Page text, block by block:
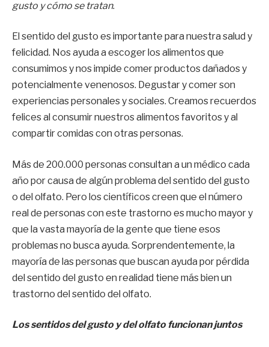
gusto y cómo se tratan.
El sentido del gusto es importante para nuestra salud y
felicidad. Nos ayuda a escoger los alimentos que
consumimos y nos impide comer productos dañados y
potencialmente venenosos. Degustar y comer son
experiencias personales y sociales. Creamos recuerdos
felices al consumir nuestros alimentos favoritos y al
compartir comidas con otras personas.
Más de 200.000 personas consultan a un médico cada
año por causa de algún problema del sentido del gusto
o del olfato. Pero los científicos creen que el número
real de personas con este trastorno es mucho mayor y
que la vasta mayoría de la gente que tiene esos
problemas no busca ayuda. Sorprendentemente, la
mayoría de las personas que buscan ayuda por pérdida
del sentido del gusto en realidad tiene más bien un
trastorno del sentido del olfato.
Los sentidos del gusto y del olfato funcionan juntos